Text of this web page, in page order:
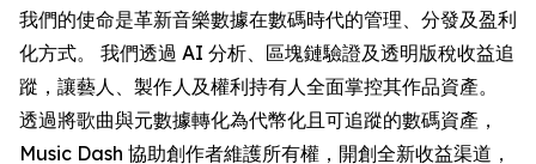
我們的使命是革新音樂數據在數碼時代的管理、分發及盈利
化方式。 我們透過 AI 分析、區塊鏈驗證及透明版稅收益追
蹤，讓藝人、製作人及權利持有人全面掌控其作品資產。
透過將歌曲與元數據轉化為代幣化且可追蹤的數碼資產，
Music Dash 協助創作者維護所有權，開創全新收益渠道，